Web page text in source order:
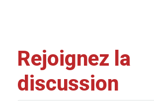
Rejoignez la
discussion